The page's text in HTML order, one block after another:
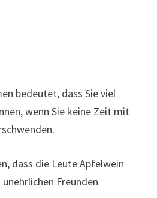
bedeutet, dass Sie viel
wenn Sie keine Zeit mit
dass die Leute Apfelwein
Freunden